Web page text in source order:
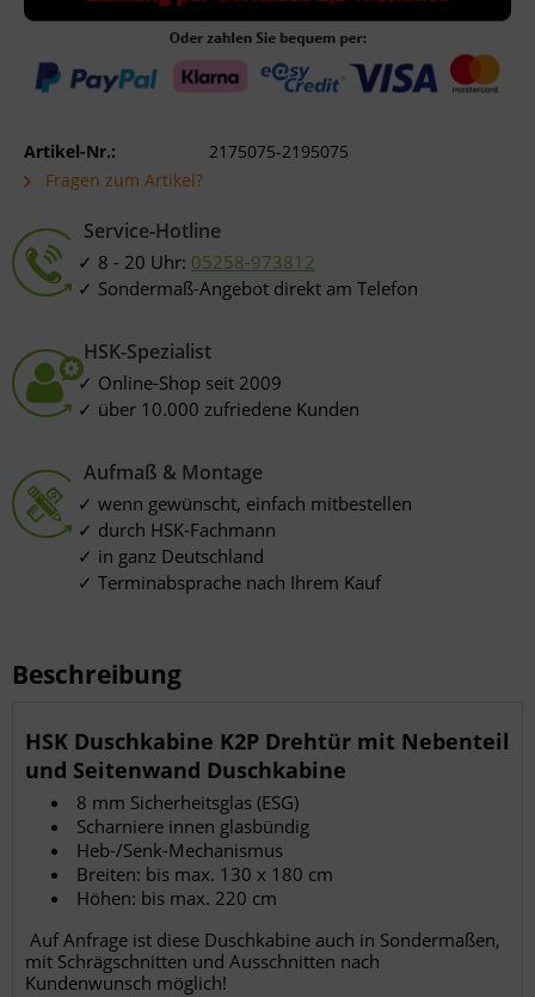
Artikel-Nr.:
2175075-2195075
Fragen zum Artikel?
Service-Hotline
8 - 20 Uhr: 05258-973812
Sondermaß-Angebot direkt am Telefon
HSK-Spezialist
Online-Shop seit 2009
über 10.000 zufriedene Kunden
Aufmaß & Montage
wenn gewünscht, einfach mitbestellen
durch HSK-Fachmann
in ganz Deutschland
Terminabsprache nach Ihrem Kauf
Beschreibung
HSK Duschkabine K2P Drehtür mit Nebenteil
und Seitenwand Duschkabine
8 mm Sicherheitsglas (ESG)
Scharniere innen glasbündig
Heb-/Senk-Mechanismus
Breiten: bis max. 130 x 180 cm
Höhen: bis max. 220 cm
Auf Anfrage ist diese Duschkabine auch in Sondermaßen,
mit Schrägschnitten und Ausschnitten nach
Kundenwunsch möglich!